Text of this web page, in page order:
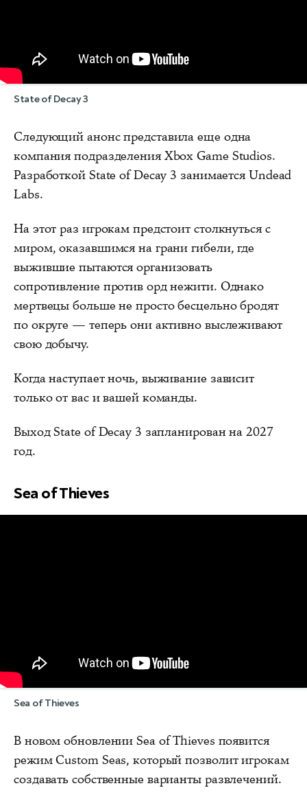
State of Decay 3
Следующий анонс представила еще одна
компания подразделения Xbox Game Studios.
Разработкой State of Decay 3 занимается Undead
Labs.
На этот раз игрокам предстоит столкнуться с
миром, оказавшимся на грани гибели, где
выжившие пытаются организовать
сопротивление против орд нежити. Однако
мертвецы больше не просто бесцельно бродят
по округе — теперь они активно выслеживают
свою добычу.
Когда наступает ночь, выживание зависит
только от вас и вашей команды.
Выход State of Decay 3 запланирован на 2027
год.
Sea of Thieves
Sea of Thieves
В новом обновлении Sea of Thieves появится
режим Custom Seas, который позволит игрокам
создавать собственные варианты развлечений.